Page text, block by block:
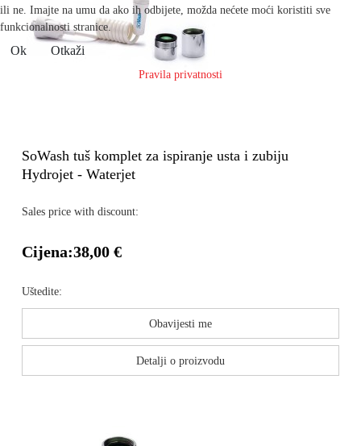
SoWash tuš komplet za ispiranje usta i zubiju
Hydrojet - Waterjet
Sales price with discount:
Cijena:38,00 €
Uštedite:
Obavijesti me
Detalji o proizvodu
ili ne. Imajte na umu da ako ih odbijete, možda nećete moći koristiti sve
funkcionalnosti stranice.
Ok Otkaži
Pravila privatnosti